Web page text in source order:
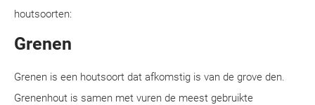
houtsoorten:
Grenen
Grenen is een houtsoort dat afkomstig is van de grove den.
Grenenhout is samen met vuren de meest gebruikte